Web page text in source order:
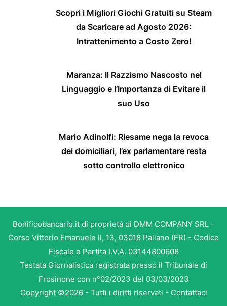
Scopri i Migliori Giochi Gratuiti su Steam
da Scaricare ad Agosto 2026:
Intrattenimento a Costo Zero!
Maranza: Il Razzismo Nascosto nel
Linguaggio e l’Importanza di Evitare il
suo Uso
Mario Adinolfi: Riesame nega la revoca
dei domiciliari, l’ex parlamentare resta
sotto controllo elettronico
Bonificobancario.it di proprietà di DMM COMPANY SRL -
Corso Vittorio Emanuele II, 13, 03018 Paliano (FR) - Codice
Fiscale e Partita I.V.A. 03144800608
Testata Giornalistica registrata presso il Tribunale di
Frosinone con n°02/2023 del 03/03/2023
Copyright ©2026 - Tutti i diritti riservati - Contattaci